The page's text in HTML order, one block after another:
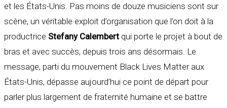
et les États-Unis. Pas moins de douze musiciens sont sur
scène, un véritable exploit d’organisation que l’on doit à la
productrice Stefany Calembert qui porte le projet à bout de
bras et avec succès, depuis trois ans désormais. Le
message, parti du mouvement Black Lives Matter aux
États-Unis, dépasse aujourd’hui ce point de départ pour
parler plus largement de fraternité humaine et se battre